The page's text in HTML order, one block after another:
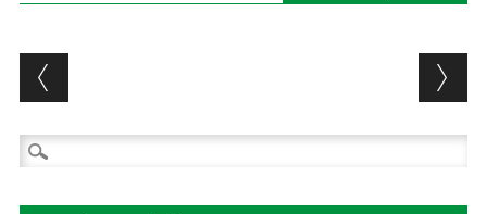
Post navigation
Ricerca
per: